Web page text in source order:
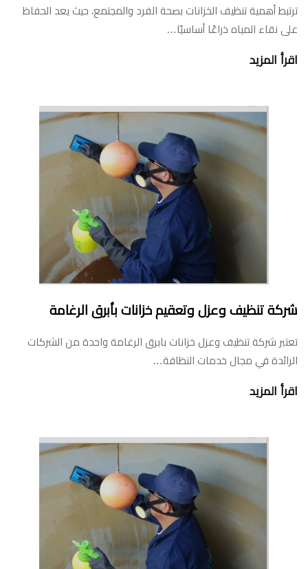
ترتبط أهمية تنظيف الخزانات بصحة الفرد والمجتمع، حيث يعد الحفاظ
على نقاء المياه ذراعًا أساسيًا…
اقرأ المزيد
شركة تنظيف وعزل وتعقيم خزانات بأبرق الرغامة
تعتبر شركة تنظيف وعزل خزانات بابرق الرغامة واحدة من الشركات
الرائدة في مجال خدمات النظافة…
اقرأ المزيد